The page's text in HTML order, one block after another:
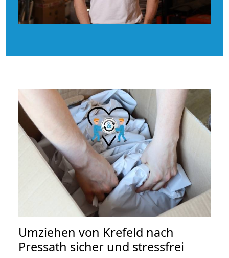
Umziehen von Krefeld nach
Pressath sicher und stressfrei